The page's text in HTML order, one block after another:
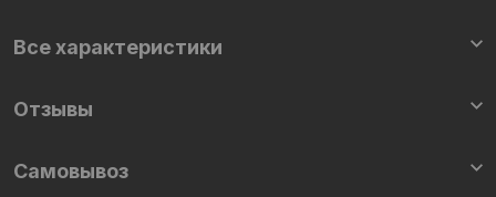
Все характеристики
Отзывы
Самовывоз